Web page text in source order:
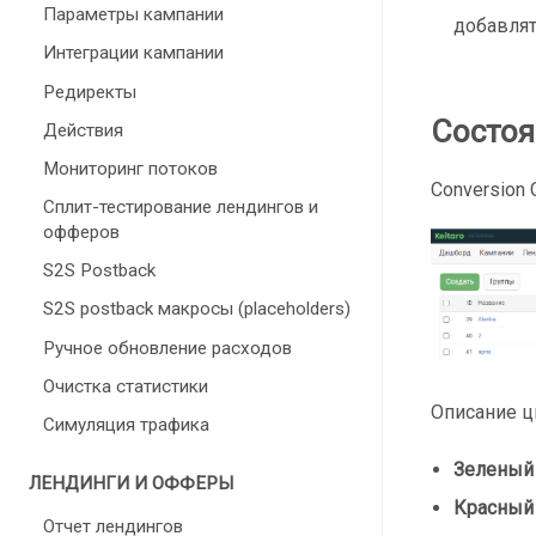
Параметры кампании
Интеграции кампании
Редиректы
Действия
Мониторинг потоков
Сплит-тестирование лендингов и
офферов
S2S Postback
S2S postback макросы (placeholders)
Ручное обновление расходов
Очистка статистики
Симуляция трафика
ЛЕНДИНГИ И ОФФЕРЫ
Отчет лендингов
Conversion
Описание